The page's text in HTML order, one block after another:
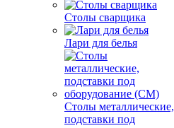
Столы сварщика
Лари для белья
Столы металлические,
подставки под